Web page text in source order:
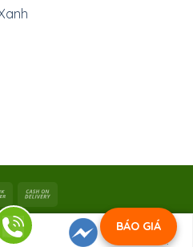
BÁO GIÁ
Industry |Công ty TNHH SX
Xanh